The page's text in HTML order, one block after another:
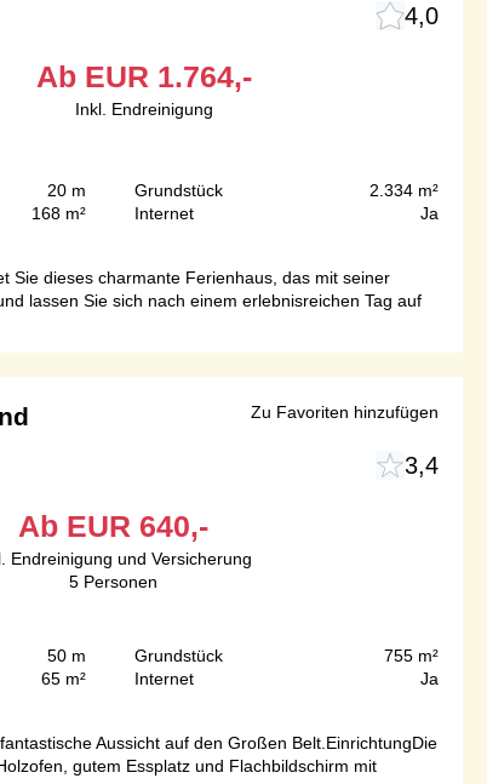
4,0
Ab EUR 1.764,-
Inkl. Endreinigung
20 m
168 m²
Grundstück
2.334 m²
Internet
Ja
Sie dieses charmante Ferienhaus, das mit seiner
lassen Sie sich nach einem erlebnisreichen Tag auf
3,4
Ab EUR 640,-
Endreinigung und Versicherung
5 Personen
50 m
65 m²
Grundstück
755 m²
Internet
Ja
Aussicht auf den Großen Belt.EinrichtungDie
gutem Essplatz und Flachbildschirm mit
Zu Favoriten hinzufügen